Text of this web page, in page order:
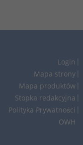
Login
Mapa strony
Mapa produktów
Stopka redakcyjna
Polityka Prywatności
OWH